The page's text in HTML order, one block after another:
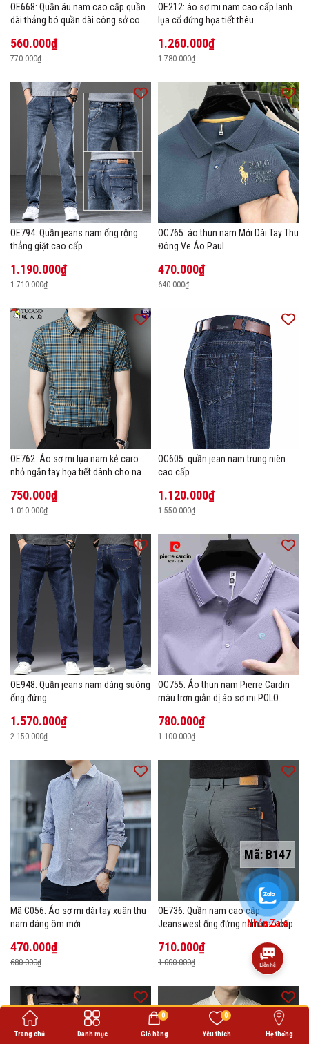
Mã: B147
OE668: Quần âu nam cao cấp quần
dài thẳng bó quần dài công sở co
560.000₫
770.000₫
OE212: áo sơ mi nam cao cấp lanh
lụa cổ đứng họa tiết thêu
1.260.000₫
1.780.000₫
OE794: Quần jeans nam ống rộng
thẳng giặt cao cấp
1.190.000₫
1.710.000₫
OC765: áo thun nam Mới Dài Tay Thu
Đông Ve Áo Paul
470.000₫
640.000₫
OE762: Áo sơ mi lụa nam kẻ caro
nhỏ ngắn tay họa tiết dành cho nam
750.000₫
1.010.000₫
OC605: quần jean nam trung niên
cao cấp
1.120.000₫
1.550.000₫
OE948: Quần jeans nam dáng suông
ống đứng
1.570.000₫
2.150.000₫
OC755: Áo thun nam Pierre Cardin
màu trơn giản dị áo sơ mi POLO
780.000₫
1.100.000₫
Mã C056: Áo sơ mi dài tay xuân thu
nam dáng ôm mới
470.000₫
680.000₫
OE736: Quần nam cao cấp
Jeanswest ống đứng nam cao cấp
710.000₫
1.000.000₫
Trang chủ Danh mục Giỏ hàng
0
Yêu thích
0
Hệ thống
Nhắn Zalo